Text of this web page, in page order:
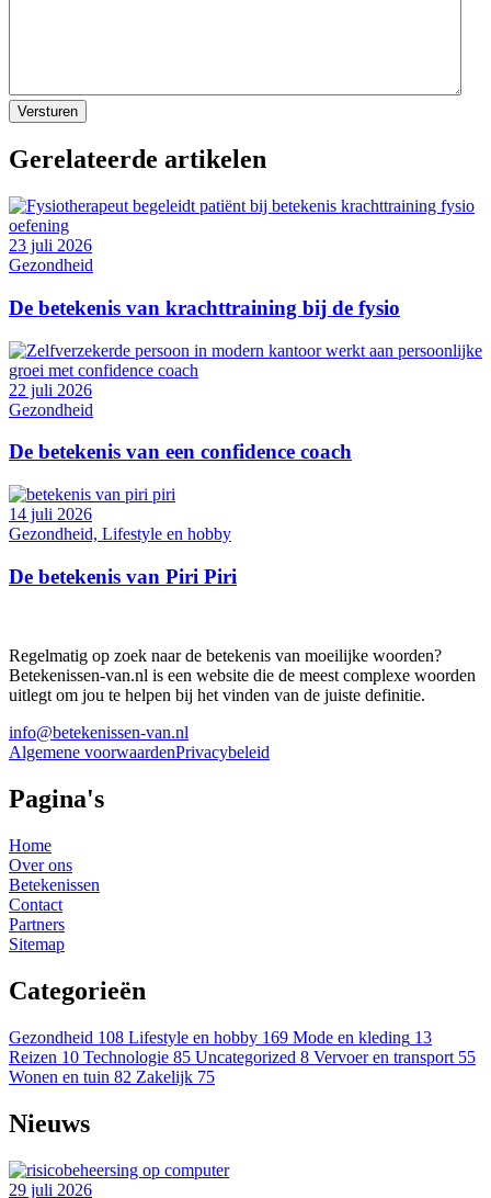
Gerelateerde artikelen
23 juli 2026
Gezondheid
De betekenis van krachttraining bij de fysio
22 juli 2026
Gezondheid
De betekenis van een confidence coach
14 juli 2026
Gezondheid, Lifestyle en hobby
De betekenis van Piri Piri
Regelmatig op zoek naar de betekenis van moeilijke woorden?
Betekenissen-van.nl is een website die de meest complexe woorden
uitlegt om jou te helpen bij het vinden van de juiste definitie.
info@betekenissen-van.nl
Algemene voorwaardenPrivacybeleid
Pagina's
Home
Over ons
Betekenissen
Contact
Partners
Sitemap
Categorieën
Gezondheid 108 Lifestyle en hobby 169 Mode en kleding 13
Reizen 10 Technologie 85 Uncategorized 8 Vervoer en transport 55
Wonen en tuin 82 Zakelijk 75
Nieuws
29 juli 2026